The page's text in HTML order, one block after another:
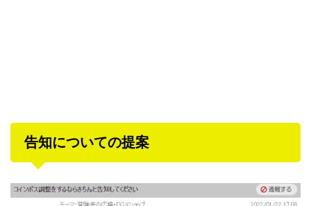
告知についての提案